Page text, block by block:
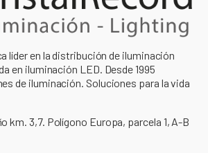
líder en la distribución de iluminación
en iluminación LED. Desde 1995
de iluminación. Soluciones para la vida
km. 3,7. Polígono Europa, parcela 1, A-B